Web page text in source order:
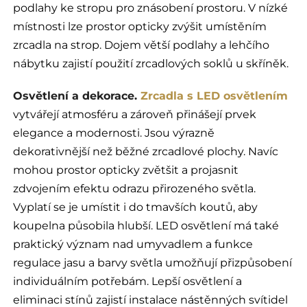
podlahy ke stropu pro znásobení prostoru. V nízké
místnosti lze prostor opticky zvýšit umístěním
zrcadla na strop. Dojem větší podlahy a lehčího
nábytku zajistí použití zrcadlových soklů u skříněk.
Osvětlení a dekorace.Zrcadla s LED osvětlením
vytvářejí atmosféru a zároveň přinášejí prvek
elegance a modernosti. Jsou výrazně
dekorativnější než běžné zrcadlové plochy. Navíc
mohou prostor opticky zvětšit a projasnit
zdvojením efektu odrazu přirozeného světla.
Vyplatí se je umístit i do tmavších koutů, aby
koupelna působila hlubší. LED osvětlení má také
praktický význam nad umyvadlem a funkce
regulace jasu a barvy světla umožňují přizpůsobení
individuálním potřebám. Lepší osvětlení a
eliminaci stínů zajistí instalace nástěnných svítidel